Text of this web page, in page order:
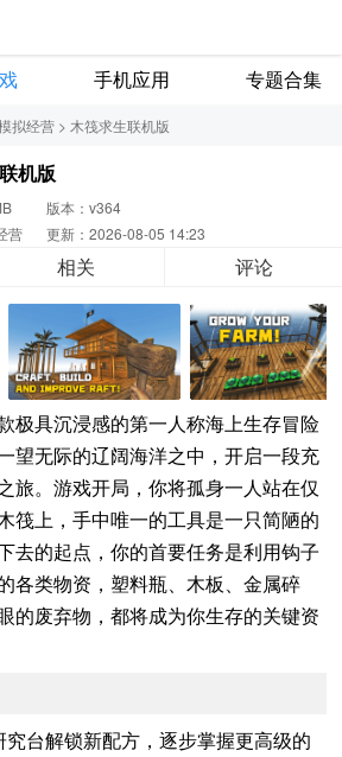
手机应用 专题合集
拟经营 > 木筏求生联机版
机版
版本：v364
营
更新：2026-08-05 14:23
相关 评论
极具沉浸感的第一人称海上生存冒险
望无际的辽阔海洋之中，开启一段充
旅。游戏开局，你将孤身一人站在仅
筏上，手中唯一的工具是一只简陋的
去的起点，你的首要任务是利用钩子
各类物资，塑料瓶、木板、金属碎
的废弃物，都将成为你生存的关键资
台解锁新配方，逐步掌握更高级的